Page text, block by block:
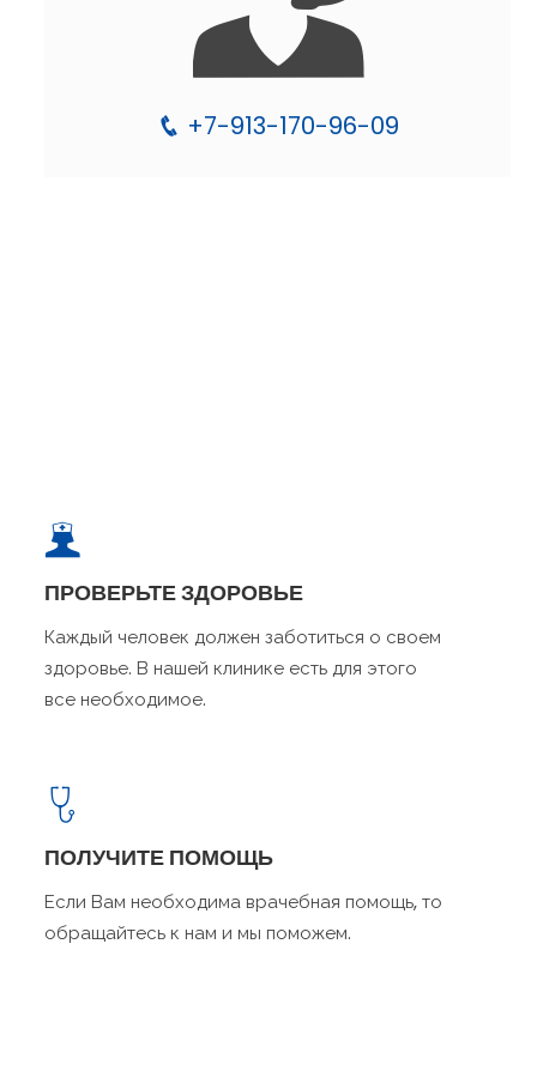
+7-913-170-96-09
ПРОВЕРЬТЕ ЗДОРОВЬЕ
Каждый человек должен заботиться о своем
здоровье. В нашей клинике есть для этого
все необходимое.
ПОЛУЧИТЕ ПОМОЩЬ
Если Вам необходима врачебная помощь, то
обращайтесь к нам и мы поможем.